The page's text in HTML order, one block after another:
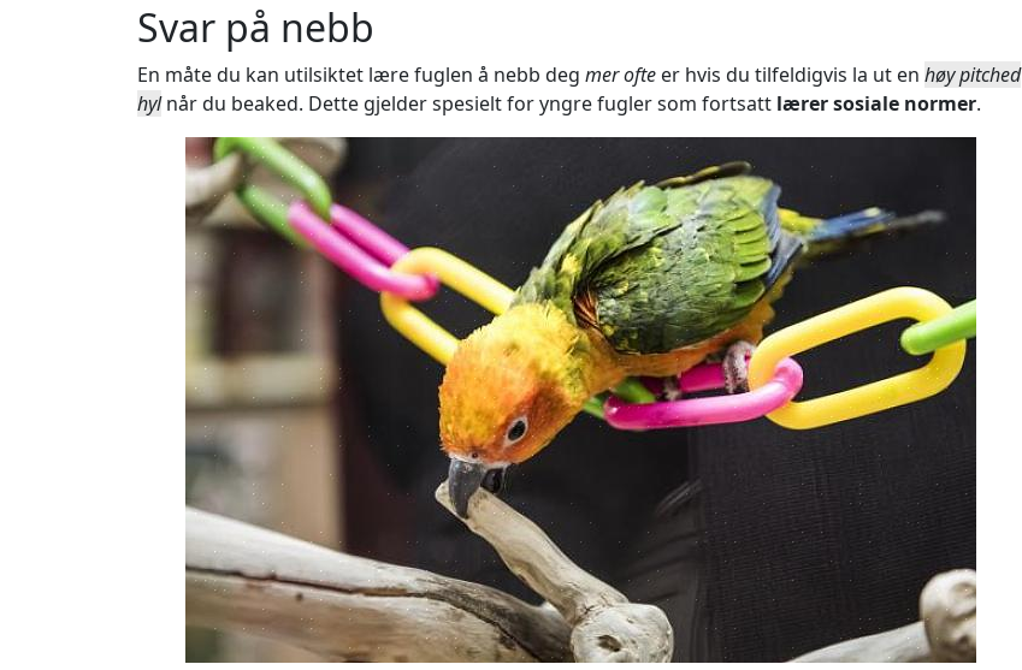
Svar på nebb
En måte du kan utilsiktet lære fuglen å nebb deg mer ofte er hvis du tilfeldigvis la ut en høy pitched
hylnår du beaked. Dette gjelder spesielt for yngre fugler som fortsatt lærer sosiale normer.